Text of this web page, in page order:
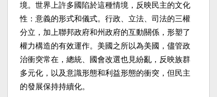
境。世界上許多國陷於這種情境，反映民主的文化
性：意義的形式和儀式。行政、立法、司法的三權
分立，加上聯邦政府和州政府的互動關係，形塑了
權力構造的有效運作。美國之所以為美國，儘管政
治衝突常在，總統、國會改選也見紛亂，反映族群
多元化，以及意識形態和利益形態的衝突，但民主
的發展保持持續化。